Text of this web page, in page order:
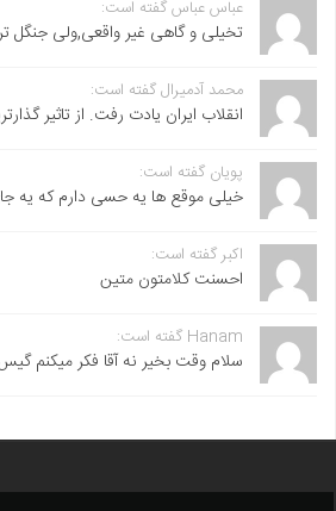
عباس عباس گفته است:
تخیلی و گاهی غیر واقعی,ولی جنگل
محمد آدمیرال گفته است:
انقلاب ایران یادت رفت. از تاثیر
پویان گفته است:
خیلی موقع ها یه حسی دارم که یه
اکبر گفته است:
احسنت ‌کلامتون متین
Hanam گفته است:
سلام وقت بخیر نه آقا فکر میکنم